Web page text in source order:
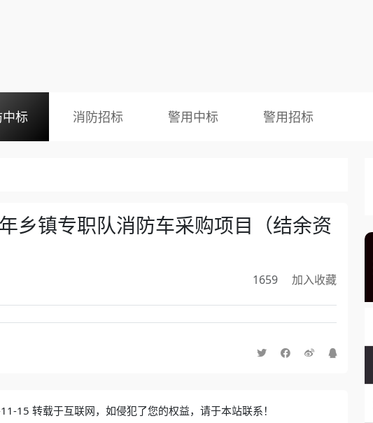
标 消防招标 警用中标 警用招标
乡镇专职队消防车采购项目（结余资
1659 加入收藏
15 转载于互联网，如侵犯了您的权益，请于本站联系！